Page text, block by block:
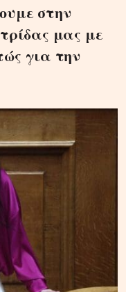
στην
μας με
για την